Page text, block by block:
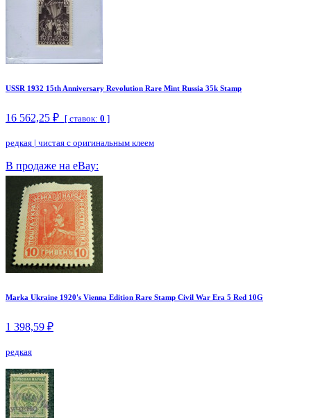
USSR 1932 15th Anniversary Revolution Rare Mint Russia 35k Stamp
16 562,25 ₽ [ ставок: 0 ]
редкая | чистая с оригинальным клеем
В продаже на eBay:
Marka Ukraine 1920's Vienna Edition Rare Stamp Civil War Era 5 Red 10G
1 398,59 ₽
редкая